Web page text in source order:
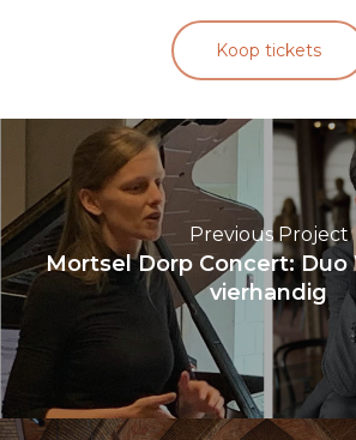
Koop tickets
Previous Project
Mortsel Dorp Concert: Duo
vierhandig